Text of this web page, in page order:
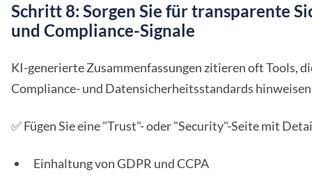
Schritt 8: Sorgen Sie für transparente
und Compliance-Signale
KI-generierte Zusammenfassungen zitieren oft Tools,
Compliance- und Datensicherheitsstandards
✅ Fügen Sie eine "Trust"- oder "Security"-Seite mit
Einhaltung von GDPR und CCPA